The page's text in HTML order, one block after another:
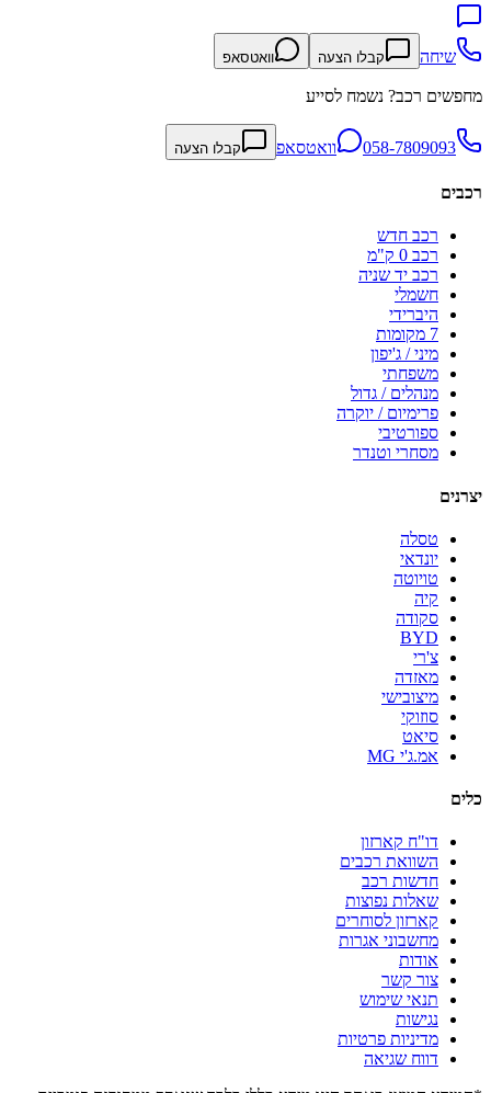
שיחה קבלו הצעה וואטסאפ
מחפשים רכב? נשמח לסייע
058-7809093 וואטסאפ קבלו הצעה
רכבים
רכב חדש
רכב 0 ק"מ
רכב יד שניה
חשמלי
היברידי
7 מקומות
מיני / ג'יפון
משפחתי
מנהלים / גדול
פרימיום / יוקרה
ספורטיבי
מסחרי וטנדר
יצרנים
טסלה
יונדאי
טויוטה
קיה
סקודה
BYD
צ'רי
מאזדה
מיצובישי
סוזוקי
סיאט
אמ.ג'י MG
כלים
דו"ח קארזון
השוואת רכבים
חדשות רכב
שאלות נפוצות
קארזון לסוחרים
מחשבוני אגרות
אודות
צור קשר
תנאי שימוש
נגישות
מדיניות פרטיות
דווח שגיאה